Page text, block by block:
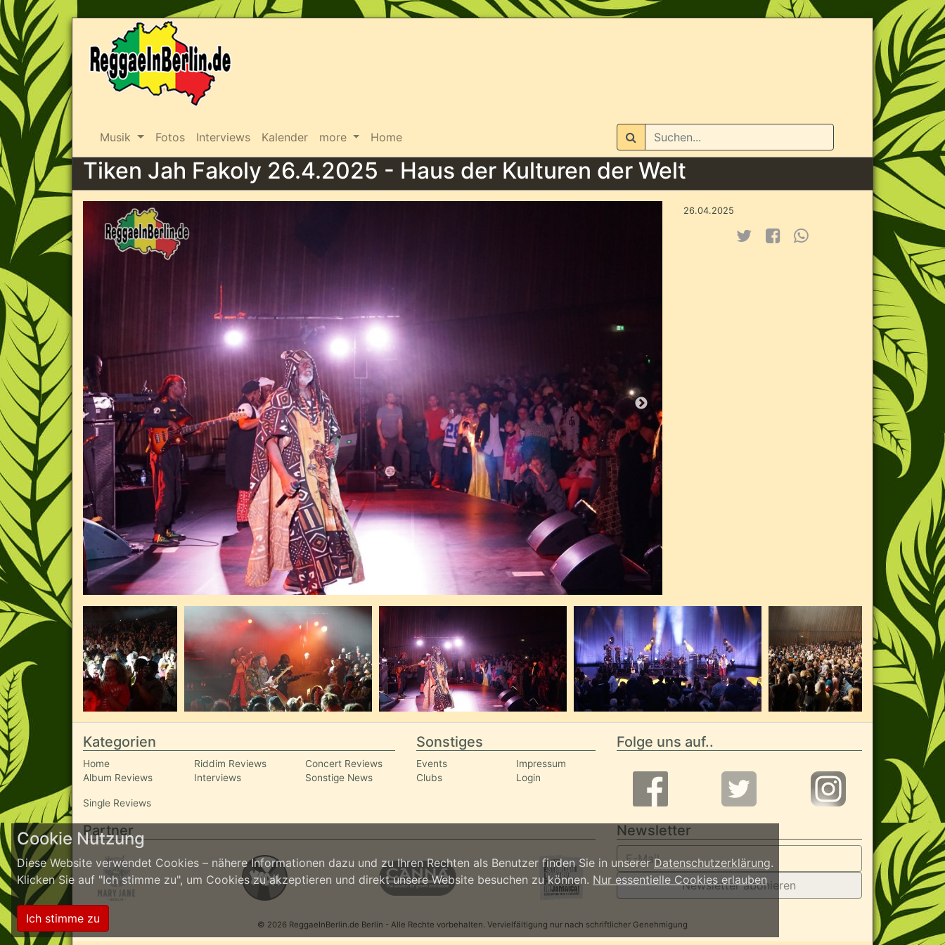
Musik Fotos Interviews Kalender more Home
Suchen
Tiken Jah Fakoly 26.4.2025 - Haus der Kulturen der Welt
26.04.2025
Kategorien
Home
Album Reviews
Riddim Reviews
Interviews
Concert Reviews
Sonstige News
Single Reviews
Sonstiges
Events
Clubs
Impressum
Login
Folge uns auf..
Partner Newsletter
Newsletter abonieren
© 2026 ReggaeInBerlin.de Berlin - Alle Rechte vorbehalten. Vervielfältigung nur nach schriftlicher Genehmigung
Cookie Nutzung
Diese Website verwendet Cookies – nähere Informationen dazu und zu Ihren Rechten als Benutzer finden Sie in unsererDatenschutzerklärung.
Klicken Sie auf "Ich stimme zu", um Cookies zu akzeptieren und direkt unsere Website besuchen zu können. Nur essentielle Cookies erlauben
Ich stimme zu